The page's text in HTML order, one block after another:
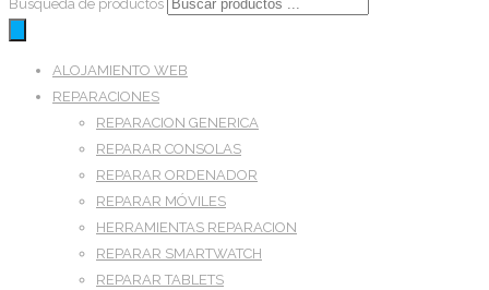
Búsqueda de productos
ALOJAMIENTO WEB
REPARACIONES
REPARACION GENERICA
REPARAR CONSOLAS
REPARAR ORDENADOR
REPARAR MÓVILES
HERRAMIENTAS REPARACION
REPARAR SMARTWATCH
REPARAR TABLETS